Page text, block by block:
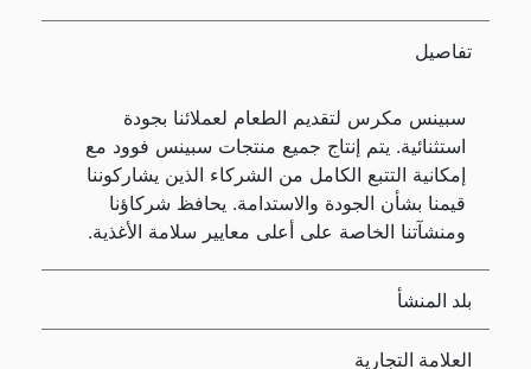
تفاصيل
سبينس مكرس لتقديم الطعام لعملائنا بجودة
استثنائية. يتم إنتاج جميع منتجات سبينس فوود مع
إمكانية التتبع الكامل من الشركاء الذين يشاركوننا
قيمنا بشأن الجودة والاستدامة. يحافظ شركاؤنا
ومنشآتنا الخاصة على أعلى معايير سلامة الأغذية.
بلد المنشأ
العلامة التجارية